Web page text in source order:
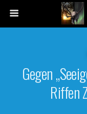
Gegen
Riffen